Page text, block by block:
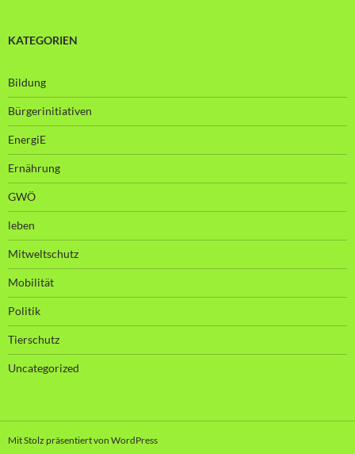
KATEGORIEN
Bildung
Bürgerinitiativen
EnergiE
Ernährung
GWÖ
leben
Mitweltschutz
Mobilität
Politik
Tierschutz
Uncategorized
Mit Stolz präsentiert von WordPress